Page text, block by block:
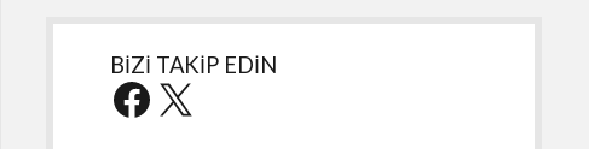
BİZİ TAKİP EDİN
Facebook
X